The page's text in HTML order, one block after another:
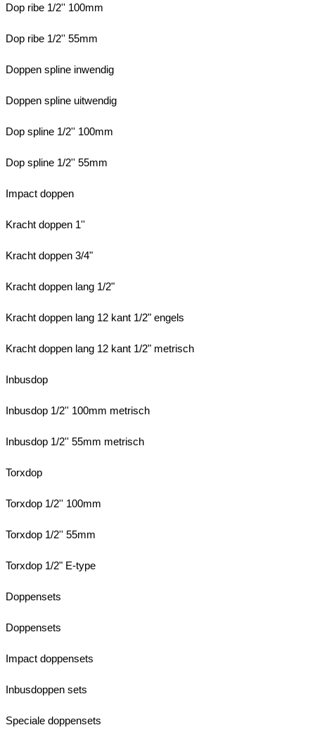
Dop ribe 1/2'' 100mm
Dop ribe 1/2'' 55mm
Doppen spline inwendig
Doppen spline uitwendig
Dop spline 1/2'' 100mm
Dop spline 1/2'' 55mm
Impact doppen
Kracht doppen 1''
Kracht doppen 3/4"
Kracht doppen lang 1/2"
Kracht doppen lang 12 kant 1/2" engels
Kracht doppen lang 12 kant 1/2" metrisch
Inbusdop
Inbusdop 1/2'' 100mm metrisch
Inbusdop 1/2'' 55mm metrisch
Torxdop
Torxdop 1/2'' 100mm
Torxdop 1/2'' 55mm
Torxdop 1/2" E-type
Doppensets
Doppensets
Impact doppensets
Inbusdoppen sets
Speciale doppensets